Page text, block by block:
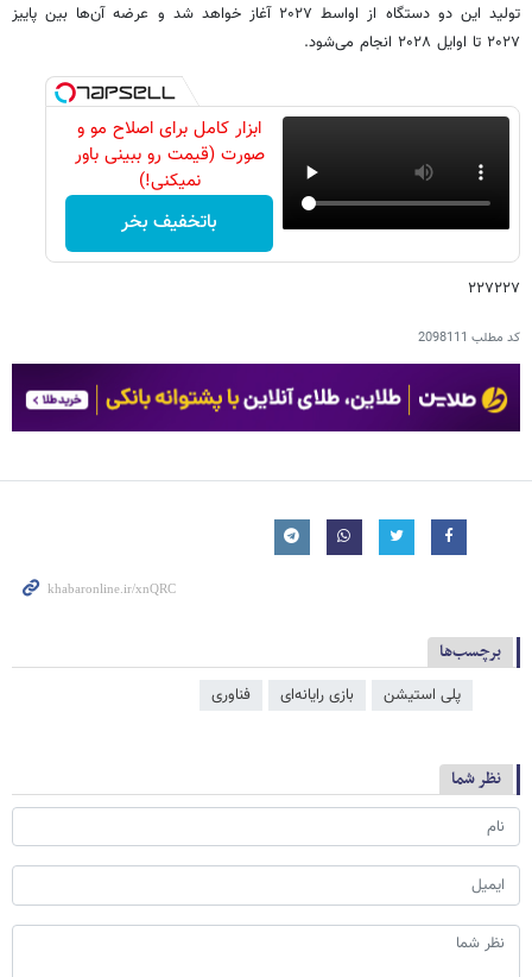
تولید این دو دستگاه از اواسط ۲۰۲۷ آغاز خواهد شد و عرضه آن‌ها بین پاییز
۲۰۲۷ تا اوایل ۲۰۲۸ انجام می‌شود.
ابزار کامل برای اصلاح مو و
صورت (قیمت رو ببینی باور
نمیکنی!)
باتخفیف بخر
۲۲۷۲۲۷
کد مطلب 2098111
برچسب‌ها
پلی استیشن بازی رایانه‌ای فناوری
نظر شما